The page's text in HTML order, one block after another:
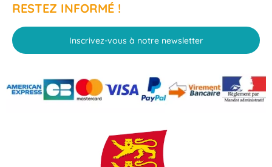
RESTEZ INFORMÉ !
Inscrivez-vous à notre newsletter